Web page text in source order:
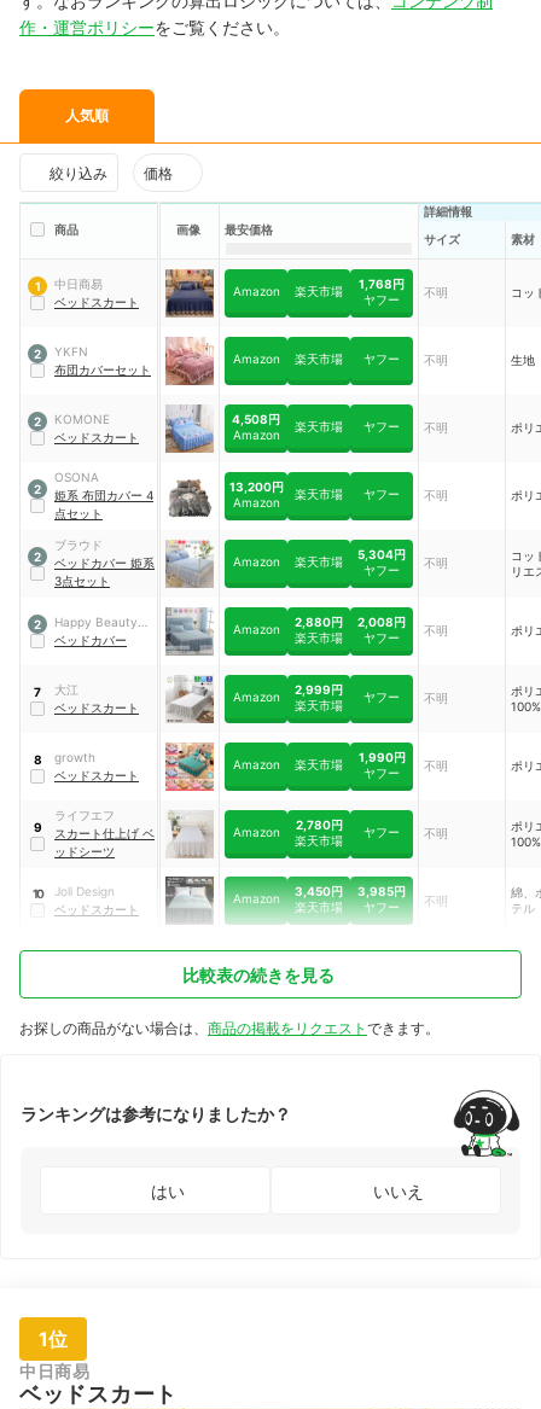
作・運営ポリシーをご覧ください。
人気順
絞り込み 価格
商品 画像 最安価格
詳細情報
サイズ
素材
1
中日商易
ベッドスカート
Amazon 楽天市場
1,768円
ヤフー
不明 コッ
2
YKFN
布団カバーセット
Amazon 楽天市場 ヤフー 不明 生地
2
KOMONE
ベッドスカート
4,508円
Amazon
楽天市場 ヤフー 不明 ポリ
2
OSONA
姫系 布団カバー 4
点セット
13,200円
Amazon
楽天市場 ヤフー 不明 ポリ
2
ブラウド
ベッドカバー 姫系
3点セット
Amazon 楽天市場
5,304円
ヤフー
不明
コッ
リエ
2
Happy Beauty
Store
ベッドカバー
Amazon
2,880円
楽天市場
2,008円
ヤフー
不明 ポリ
7
大江
ベッドスカート
Amazon
2,999円
楽天市場
ヤフー 不明
ポリ
100%
8
growth
ベッドスカート
Amazon 楽天市場
1,990円
ヤフー
不明 ポリ
9
ライフエフ
スカート仕上げ ベ
ッドシーツ
Amazon
2,780円
楽天市場
ヤフー 不明
ポリ
100%
10
Joli Design
ベッドスカート
Amazon
3,450円
楽天市場
3,985円
ヤフー
不明
綿、
テル
比較表の続きを見る
お探しの商品がない場合は、 商品の掲載をリクエスト できます。
ランキングは参考になりましたか？
はい いいえ
1位
中日商易
ベッドスカート